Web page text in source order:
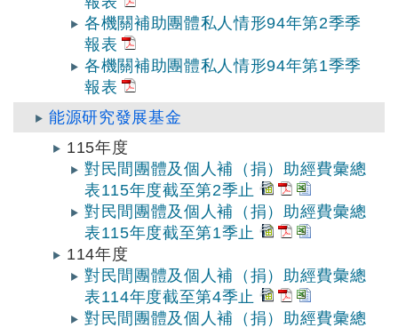
各機關補助團體私人情形94年第2季季
報表
各機關補助團體私人情形94年第1季季
報表
能源研究發展基金
115年度
對民間團體及個人補（捐）助經費彙總
表115年度截至第2季止
對民間團體及個人補（捐）助經費彙總
表115年度截至第1季止
114年度
對民間團體及個人補（捐）助經費彙總
表114年度截至第4季止
對民間團體及個人補（捐）助經費彙總